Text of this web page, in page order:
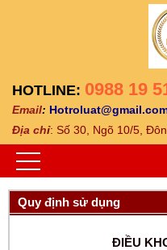
HOTLINE: 0988 19
Email:
Địa chỉ: Số 30, Ngõ 10/5,
Quy định sử dụng
ĐIỀU